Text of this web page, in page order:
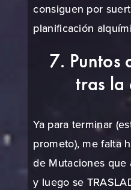
consiguen por
planificación
7. Puntos
tras la
Ya para terminar
prometo), me falta
de Mutaciones
y luego se